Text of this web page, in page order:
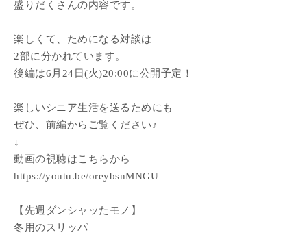
盛りだくさんの内容です。
楽しくて、ためになる対談は
2部に分かれています。
後編は6月24日(火)20:00に公開予定！
楽しいシニア生活を送るためにも
ぜひ、前編からご覧ください♪
↓
動画の視聴はこちらから
https://youtu.be/oreybsnMNGU
【先週ダンシャッたモノ】
冬用のスリッパ